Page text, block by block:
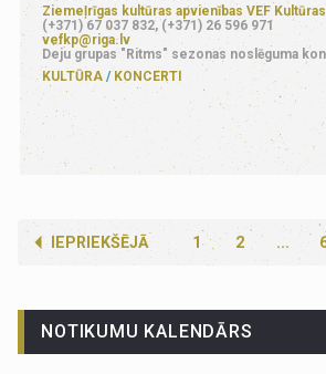
Ziemeļrīgas kultūras apvienības VEF
(+371) 67 037 832, (+371) 26 596 971
vefkp@riga.lv
Deju grupas "Ritms" sezonas noslēguma
KULTŪRA
KONCERTI
IEPRIEKŠĒJĀ 1 2 ...
NOTIKUMU KALENDĀRS